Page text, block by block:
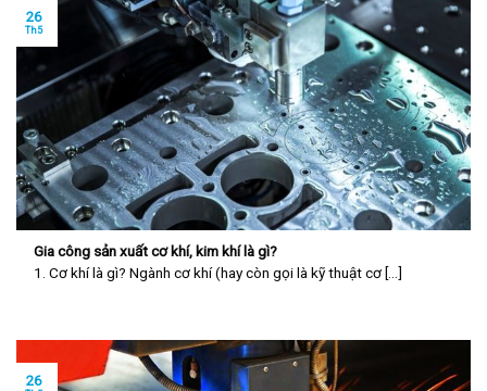
Gia công sản xuất cơ khí, kim khí là gì?
1. Cơ khí là gì? Ngành cơ khí (hay còn gọi là kỹ thuật cơ [...]
26
Th5
26